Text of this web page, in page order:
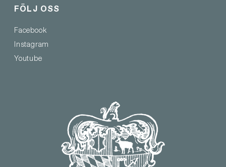
FÖLJ OSS
Facebook
Instagram
Youtube